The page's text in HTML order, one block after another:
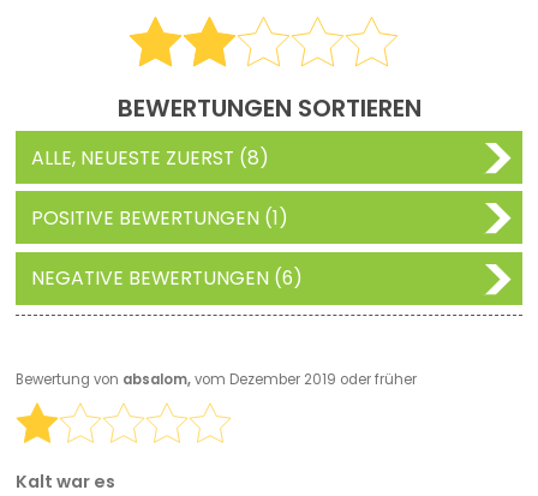
BEWERTUNGEN SORTIEREN
ALLE, NEUESTE ZUERST (8)
POSITIVE BEWERTUNGEN (1)
NEGATIVE BEWERTUNGEN (6)
Bewertung von absalom,vom Dezember 2019 oder früher
Kalt war es